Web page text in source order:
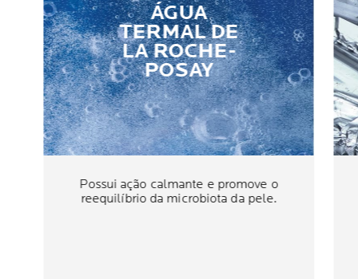
ÁGUA
TERMAL DE
LA ROCHE-
POSAY
Possui ação calmante e promove o
reequilíbrio da microbiota da pele.